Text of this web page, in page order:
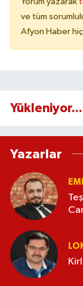
ve tüm
Afyon Haber
Yükleniyor...
Yazarlar